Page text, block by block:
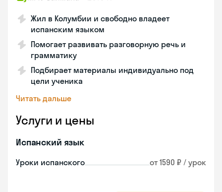
Жил в Колумбии и свободно владеет
испанским языком
Помогает развивать разговорную речь и
грамматику
Подбирает материалы индивидуально под
цели ученика
Читать дальше
Услуги и цены
Испанский язык
Уроки испанского от 1590 ₽ / урок